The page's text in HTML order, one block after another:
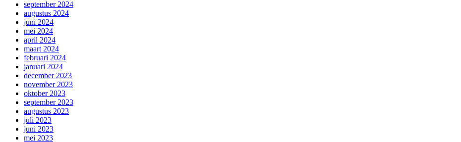
september 2024
augustus 2024
juni 2024
mei 2024
april 2024
maart 2024
februari 2024
januari 2024
december 2023
november 2023
oktober 2023
september 2023
augustus 2023
juli 2023
juni 2023
mei 2023